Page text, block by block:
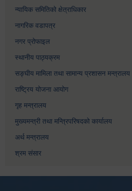
न्यायिक समितिको क्षेत्राधिकार
नागरिक वडापत्र
नगर प्रोफाइल
स्थानीय पाठ्यक्रम
सङ्घीय मामिला तथा सामान्य प्रशासन मन्त्रालय
राष्ट्रिय योजना आयोग
गृह मन्त्रालय
मुख्यमन्त्री तथा मन्त्रिपरिषदको कार्यालय
अर्थ मन्त्रालय
श्रम संसार